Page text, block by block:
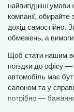
найвигідніші
компанії, обирайте
дохід самостійно.
обмежень, а вимоги
Щоб стати нашим
поїздки до офісу
автомобіль має
салоном та у
потрібно —